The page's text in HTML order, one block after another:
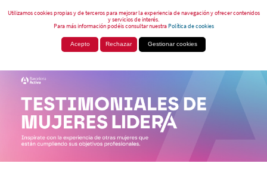
Utilizamos cookies propias y de terceros para mejorar la experiencia de navegación y ofrecer contenidos
y servicios de interés.
Para más información podéis consultar nuestraPolítica de cookies
Acepto Rechazar Gestionar cookies